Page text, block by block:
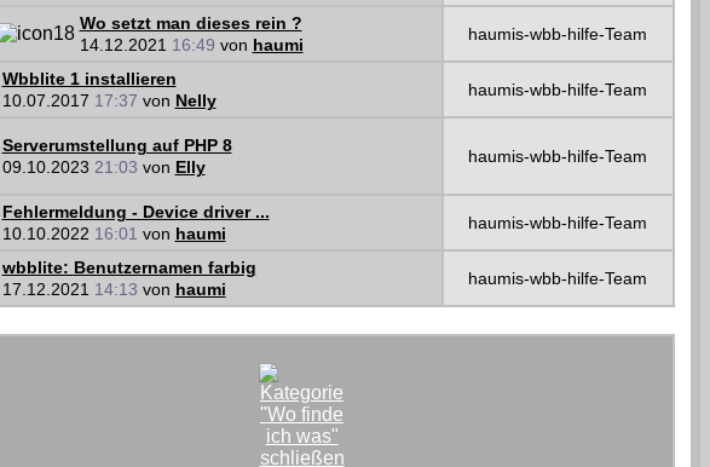
Wo setzt man dieses rein ?
14.12.2021 16:49 von haumi
haumis-wbb-hilfe-Team
Wbblite 1 installieren
10.07.2017 17:37 von Nelly
haumis-wbb-hilfe-Team
Serverumstellung auf PHP 8
09.10.2023 21:03 von Elly
haumis-wbb-hilfe-Team
Fehlermeldung - Device driver ...
10.10.2022 16:01 von haumi
haumis-wbb-hilfe-Team
wbblite: Benutzernamen farbig
17.12.2021 14:13 von haumi
haumis-wbb-hilfe-Team